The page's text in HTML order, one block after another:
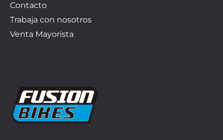
Contacto
Trabaja con nosotros
Venta Mayorista